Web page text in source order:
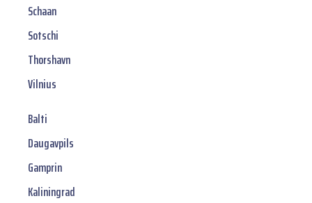
Schaan
Sotschi
Thorshavn
Vilnius
Balti
Daugavpils
Gamprin
Kaliningrad